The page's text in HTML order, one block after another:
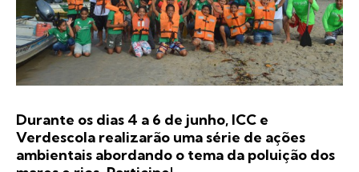
Durante os dias 4 a 6 de junho, ICC e
Verdescola realizarão uma série de ações
ambientais abordando o tema da poluição dos